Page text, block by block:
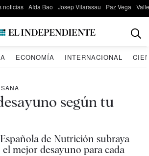
noticias Aída Bao Josep Vilarasau Paz Vega
ECONOMÍA INTERNACIONAL
según tu
de Nutrición subraya
mejor desayuno para cada